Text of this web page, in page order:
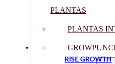
PLANTAS
PLANTAS
RISE GROWTH